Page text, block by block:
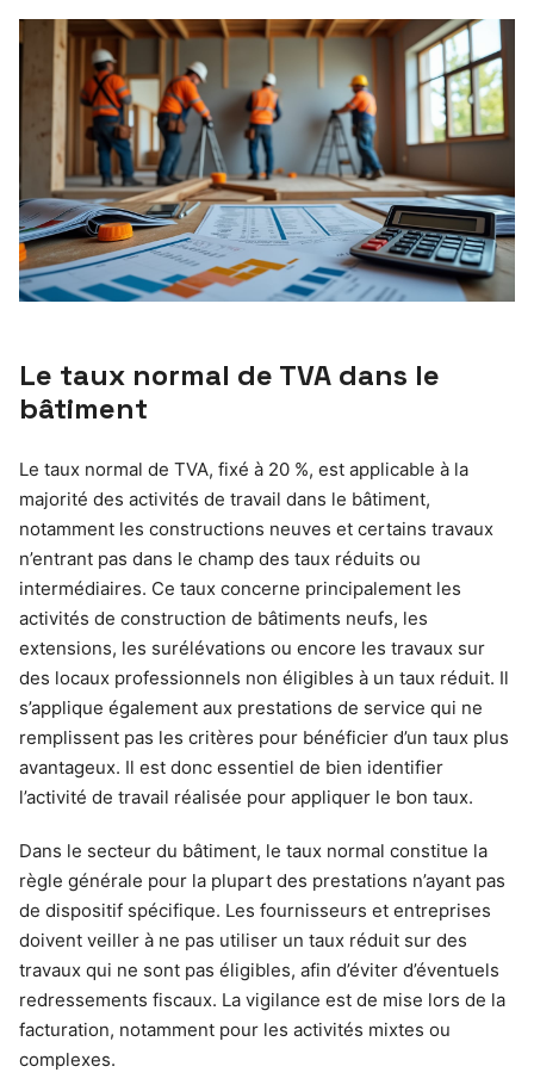
Le taux normal de TVA dans le
bâtiment
Le taux normal de TVA, fixé à 20 %, est applicable à la
majorité des activités de travail dans le bâtiment,
notamment les constructions neuves et certains travaux
n’entrant pas dans le champ des taux réduits ou
intermédiaires. Ce taux concerne principalement les
activités de construction de bâtiments neufs, les
extensions, les surélévations ou encore les travaux sur
des locaux professionnels non éligibles à un taux réduit. Il
s’applique également aux prestations de service qui ne
remplissent pas les critères pour bénéficier d’un taux plus
avantageux. Il est donc essentiel de bien identifier
l’activité de travail réalisée pour appliquer le bon taux.
Dans le secteur du bâtiment, le taux normal constitue la
règle générale pour la plupart des prestations n’ayant pas
de dispositif spécifique. Les fournisseurs et entreprises
doivent veiller à ne pas utiliser un taux réduit sur des
travaux qui ne sont pas éligibles, afin d’éviter d’éventuels
redressements fiscaux. La vigilance est de mise lors de la
facturation, notamment pour les activités mixtes ou
complexes.